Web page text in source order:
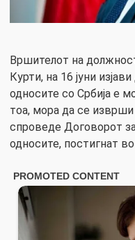
Вршителот на
Курти, на 16 јуни
односите со Србија е
тоа, мора да се
спроведе Договорот
односите, постигнат